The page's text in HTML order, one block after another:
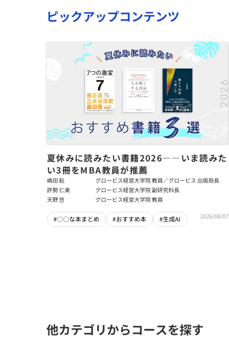
ピックアップコンテンツ
夏休みに読みたい書籍2026――いま読みた
い3冊をMBA教員が推薦
嶋田 毅
グロービス経営大学院 教員／グロービス 出版局長
許勢 仁美
グロービス経営大学院 副研究科長
天野 慧
グロービス経営大学院 教員
#〇〇な本まとめ #おすすめ本 #生成AI 2026/08/07
他カテゴリからコースを探す